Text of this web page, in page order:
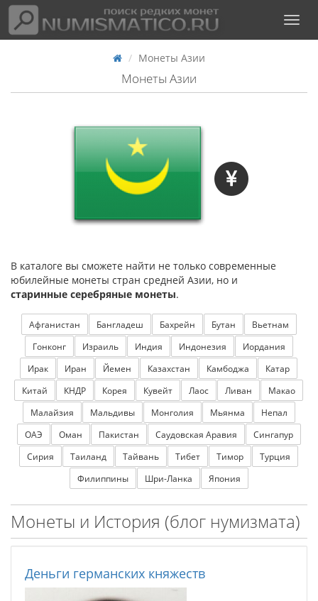
Монеты Азии
Монеты Азии
В каталоге вы сможете найти не только современные
юбилейные монеты стран средней Азии, но и
старинные серебряные монеты.
Афганистан Бангладеш Бахрейн Бутан
Вьетнам
Гонконг
Израиль Индия Индонезия
Иордания
Ирак
Иран Йемен Казахстан Камбоджа
Катар
Китай
КНДР Корея Кувейт Лаос Ливан
Макао
Малайзия
Мальдивы Монголия Мьянма
Непал
ОАЭ
Оман Пакистан Саудовская Аравия
Сингапур
Сирия
Таиланд Тайвань Тибет Тимор
Турция
Филиппины
Шри-Ланка Япония
Монеты и История (блог нумизмата)
Деньги германских княжеств